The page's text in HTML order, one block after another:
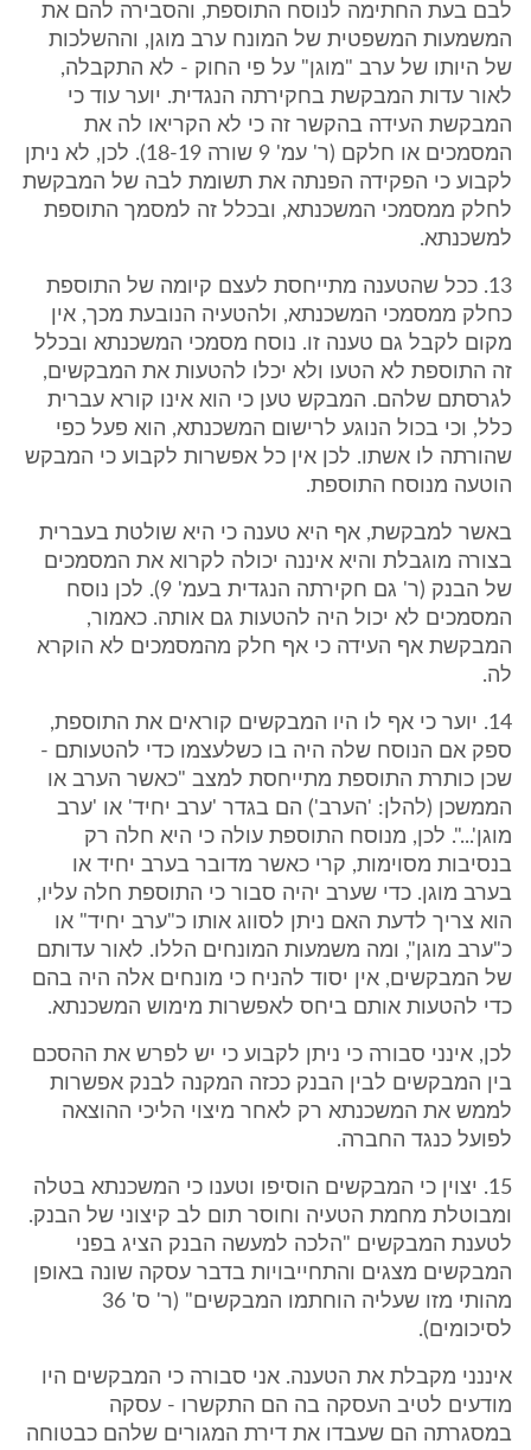
לבם בעת החתימה לנוסח התוספת, והסבירה להם את
המשמעות המשפטית של המונח ערב מוגן, וההשלכות
של היותו של ערב "מוגן" על פי החוק - לא התקבלה,
לאור עדות המבקשת בחקירתה הנגדית. יוער עוד כי
המבקשת העידה בהקשר זה כי לא הקריאו לה את
המסמכים או חלקם (ר' עמ' 9 שורה 18-19). לכן, לא ניתן
לקבוע כי הפקידה הפנתה את תשומת לבה של המבקשת
לחלק ממסמכי המשכנתא, ובכלל זה למסמך התוספת
למשכנתא.
13. ככל שהטענה מתייחסת לעצם קיומה של התוספת
כחלק ממסמכי המשכנתא, ולהטעיה הנובעת מכך, אין
מקום לקבל גם טענה זו. נוסח מסמכי המשכנתא ובכלל
זה התוספת לא הטעו ולא יכלו להטעות את המבקשים,
לגרסתם שלהם. המבקש טען כי הוא אינו קורא עברית
כלל, וכי בכול הנוגע לרישום המשכנתא, הוא פעל כפי
שהורתה לו אשתו. לכן אין כל אפשרות לקבוע כי המבקש
הוטעה מנוסח התוספת.
באשר למבקשת, אף היא טענה כי היא שולטת בעברית
בצורה מוגבלת והיא איננה יכולה לקרוא את המסמכים
של הבנק (ר' גם חקירתה הנגדית בעמ' 9). לכן נוסח
המסמכים לא יכול היה להטעות גם אותה. כאמור,
המבקשת אף העידה כי אף חלק מהמסמכים לא הוקרא
לה.
14. יוער כי אף לו היו המבקשים קוראים את התוספת,
ספק אם הנוסח שלה היה בו כשלעצמו כדי להטעותם -
שכן כותרת התוספת מתייחסת למצב "כאשר הערב או
הממשכן (להלן: 'הערב') הם בגדר 'ערב יחיד' או 'ערב
מוגן'...". לכן, מנוסח התוספת עולה כי היא חלה רק
בנסיבות מסוימות, קרי כאשר מדובר בערב יחיד או
בערב מוגן. כדי שערב יהיה סבור כי התוספת חלה עליו,
הוא צריך לדעת האם ניתן לסווג אותו כ"ערב יחיד" או
כ"ערב מוגן", ומה משמעות המונחים הללו. לאור עדותם
של המבקשים, אין יסוד להניח כי מונחים אלה היה בהם
כדי להטעות אותם ביחס לאפשרות מימוש המשכנתא.
לכן, אינני סבורה כי ניתן לקבוע כי יש לפרש את ההסכם
בין המבקשים לבין הבנק ככזה המקנה לבנק אפשרות
לממש את המשכנתא רק לאחר מיצוי הליכי ההוצאה
לפועל כנגד החברה.
15. יצוין כי המבקשים הוסיפו וטענו כי המשכנתא בטלה
ומבוטלת מחמת הטעיה וחוסר תום לב קיצוני של הבנק.
לטענת המבקשים "הלכה למעשה הבנק הציג בפני
המבקשים מצגים והתחייבויות בדבר עסקה שונה באופן
מהותי מזו שעליה הוחתמו המבקשים" (ר' ס' 36
לסיכומים).
איננני מקבלת את הטענה. אני סבורה כי המבקשים היו
מודעים לטיב העסקה בה הם התקשרו - עסקה
במסגרתה הם שעבדו את דירת המגורים שלהם כבטוחה